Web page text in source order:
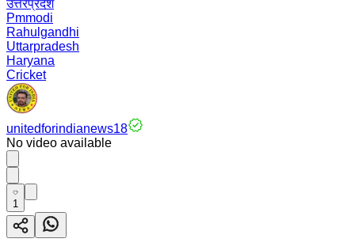
उत्तरप्रदेश
Pmmodi
Rahulgandhi
Uttarpradesh
Haryana
Cricket
unitedforindianews18
No video available
1